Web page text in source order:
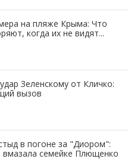
на пляже Крыма: Что
когда их не видят...
Зеленскому от Кличко:
вызов
в погоне за "Диором":
вмазала семейке Плющенко